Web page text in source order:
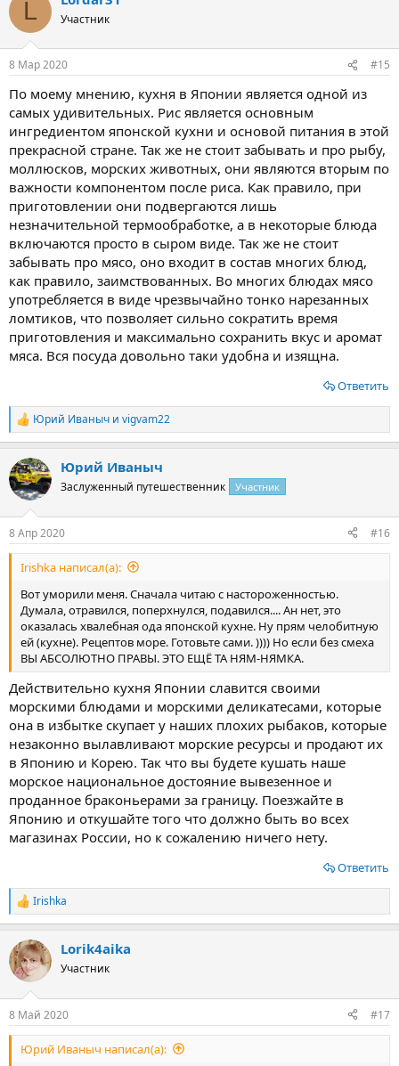
и
L Участник
8 Мар 2020 #15
По моему мнению, кухня в Японии является одной из
самых удивительных. Рис является основным
ингредиентом японской кухни и основой питания в этой
прекрасной стране. Так же не стоит забывать и про рыбу,
моллюсков, морских животных, они являются вторым по
важности компонентом после риса. Как правило, при
приготовлении они подвергаются лишь
незначительной термообработке, а в некоторые блюда
включаются просто в сыром виде. Так же не стоит
забывать про мясо, оно входит в состав многих блюд,
как правило, заимствованных. Во многих блюдах мясо
употребляется в виде чрезвычайно тонко нарезанных
ломтиков, что позволяет сильно сократить время
приготовления и максимально сохранить вкус и аромат
мяса. Вся посуда довольно таки удобна и изящна.
Ответить
Р
е
к
ц
и
Юрий Иваныч и vigvam22
Юрий Иваныч
Заслуженный путешественник Участник
8 Апр 2020 #16
Irishka написал(а):
Вот уморили меня. Сначала читаю с настороженностью.
Думала, отравился, поперхнулся, подавился.... Ан нет, это
оказалась хвалебная ода японской кухне. Ну прям челобитную
ей (кухне). Рецептов море. Готовьте сами. )))) Но если без смеха
ВЫ АБСОЛЮТНО ПРАВЫ. ЭТО ЕЩЁ ТА НЯМ-НЯМКА.
Действительно кухня Японии славится своими
морскими блюдами и морскими деликатесами, которые
она в избытке скупает у наших плохих рыбаков, которые
незаконно вылавливают морские ресурсы и продают их
в Японию и Корею. Так что вы будете кушать наше
морское национальное достояние вывезенное и
проданное браконьерами за границу. Поезжайте в
Японию и откушайте того что должно быть во всех
магазинах России, но к сожалению ничего нету.
Ответить
Р
е
к
ц
и
Irishka
Lorik4aika
Участник
8 Май 2020 #17
Юрий Иваныч написал(а):